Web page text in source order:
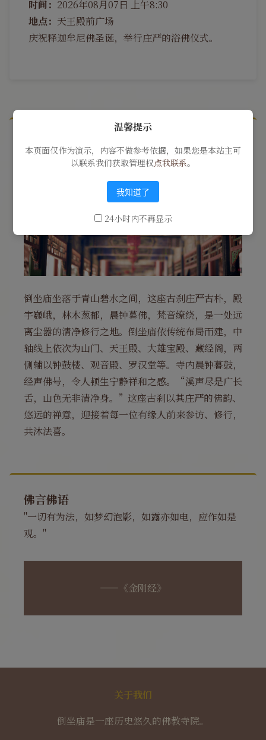
时间： 2026年08月07日 上午8:30
地点： 天王殿前广场
庆祝释迦牟尼佛圣诞，举行庄严的浴佛仪式。
寺院简介
倒坐庙坐落于青山碧水之间，这座古刹庄严古朴，殿
宇巍峨，林木葱郁，晨钟暮佛，梵音缭绕，是一处远
离尘嚣的清净修行之地。倒坐庙依传统布局而建，中
轴线上依次为山门、天王殿、大雄宝殿、藏经阁，两
侧辅以钟鼓楼、观音殿、罗汉堂等。寺内晨钟暮鼓，
经声佛号，令人顿生宁静祥和之感。“溪声尽是广长
舌，山色无非清净身。”这座古刹以其庄严的佛韵、
悠远的禅意，迎接着每一位有缘人前来参访、修行，
共沐法喜。
佛言佛语
"一切有为法，如梦幻泡影，如露亦如电，应作如是
观。"
——《金刚经》
关于我们
倒坐庙是一座历史悠久的佛教寺院。
温馨提示
本页面仅作为演示，内容不做参考依据，如果您是本站主可
以联系我们获取管理权点我联系。
我知道了
24小时内不再显示